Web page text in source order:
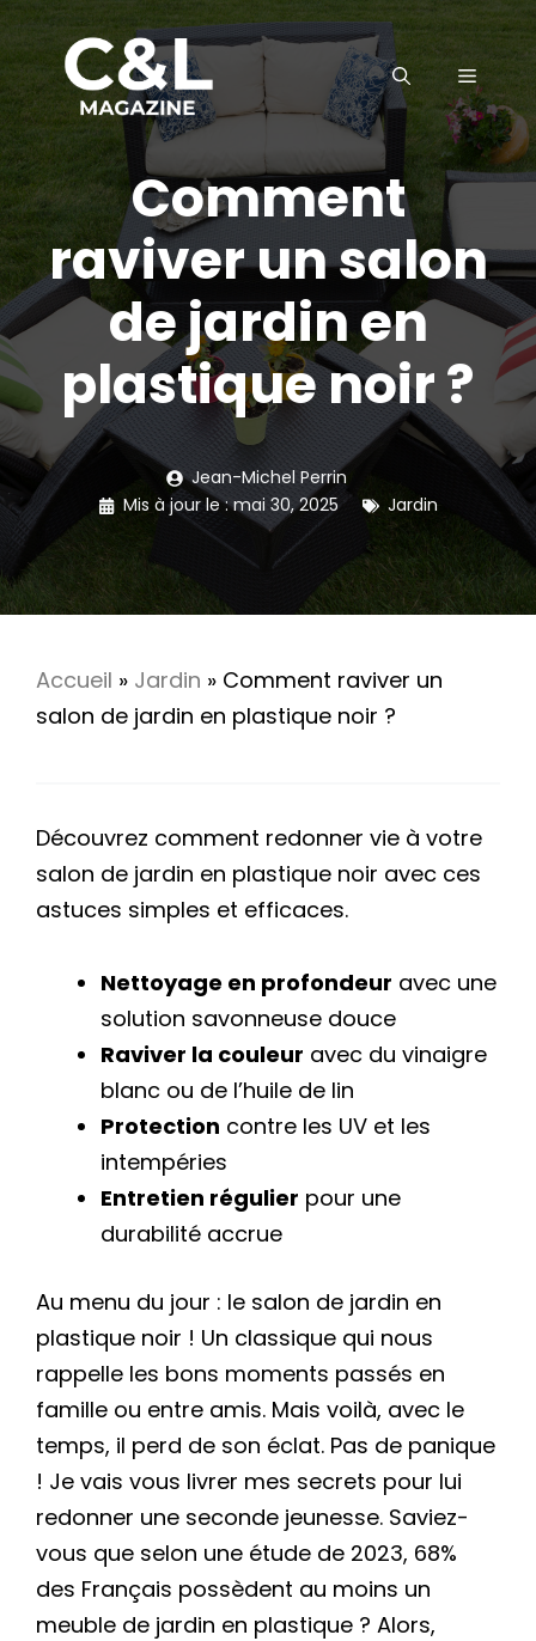
Aller
au
contenu
MENU
Comment
raviver un salon
de jardin en
plastique noir ?
Jean-Michel Perrin
Mis à jour le :mai 30, 2025 Jardin
Accueil » Jardin » Comment raviver un
salon de jardin en plastique noir ?
Découvrez comment redonner vie à votre
salon de jardin en plastique noir avec ces
astuces simples et efficaces.
Nettoyage en profondeur avec une
solution savonneuse douce
Raviver la couleur avec du vinaigre
blanc ou de l’huile de lin
Protection contre les UV et les
intempéries
Entretien régulier pour une
durabilité accrue
Au menu du jour : le salon de jardin en
plastique noir ! Un classique qui nous
rappelle les bons moments passés en
famille ou entre amis. Mais voilà, avec le
temps, il perd de son éclat. Pas de panique
! Je vais vous livrer mes secrets pour lui
redonner une seconde jeunesse. Saviez-
vous que selon une étude de 2023, 68%
des Français possèdent au moins un
meuble de jardin en plastique ? Alors,